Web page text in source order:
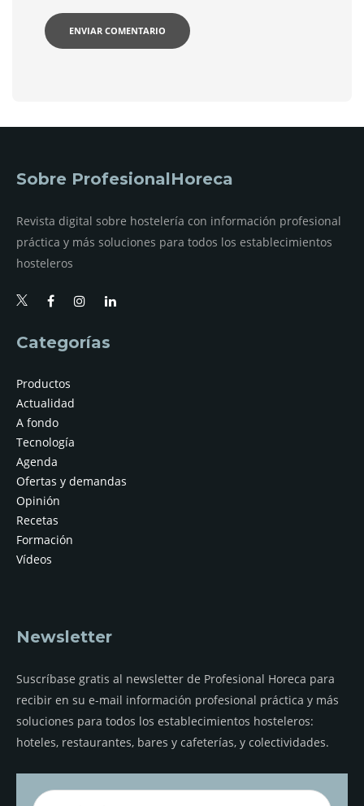
Sobre ProfesionalHoreca
Revista digital sobre hostelería con información profesional
práctica y más soluciones para todos los establecimientos
hosteleros
Categorías
Productos
Actualidad
A fondo
Tecnología
Agenda
Ofertas y demandas
Opinión
Recetas
Formación
Vídeos
Newsletter
Suscríbase gratis al newsletter de Profesional Horeca para
recibir en su e-mail información profesional práctica y más
soluciones para todos los establecimientos hosteleros:
hoteles, restaurantes, bares y cafeterías, y colectividades.